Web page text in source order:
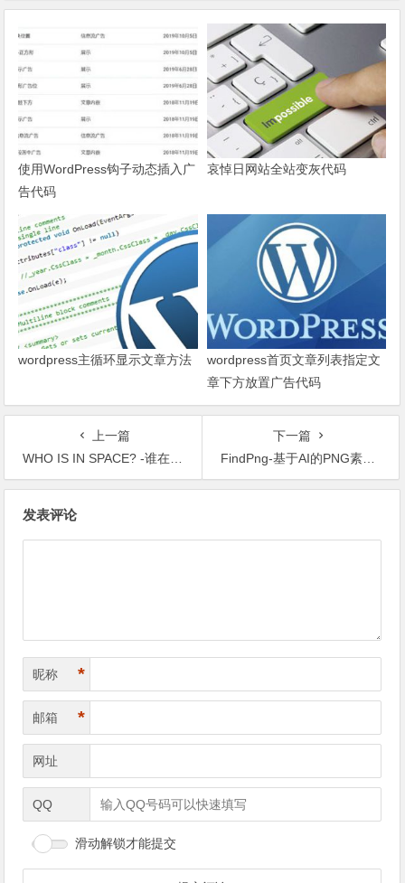
使用WordPress钩子动态插入广
告代码
哀悼日网站全站变灰代码
wordpress主循环显示文章方法
wordpress首页文章列表指定文
章下方放置广告代码
上一篇
WHO IS IN SPACE? -谁在太空中？
下一篇
FindPng-基于AI的PNG素材生成工具
发表评论
昵称 *
邮箱 *
网址
QQ
滑动解锁才能提交